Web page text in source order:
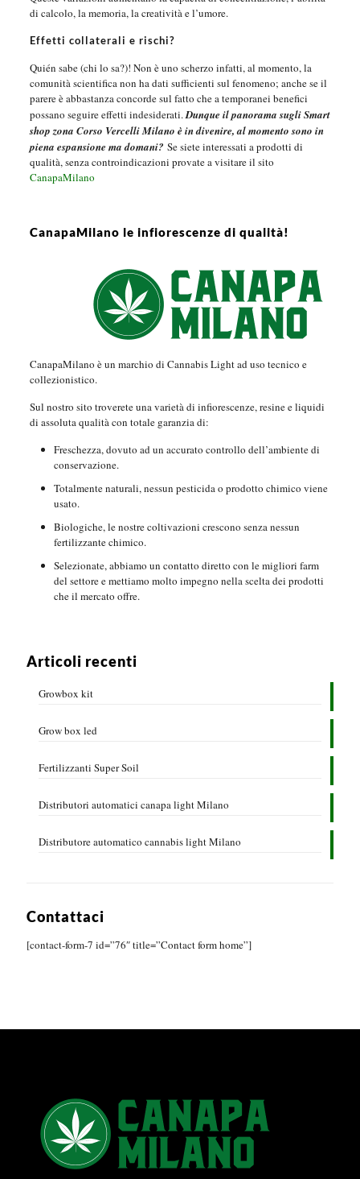
di calcolo, la memoria, la creatività e l’umore.
Effetti collaterali e rischi?
Quién sabe (chi lo sa?)! Non è uno scherzo infatti, al momento, la
comunità scientifica non ha dati sufficienti sul fenomeno; anche se il
parere è abbastanza concorde sul fatto che a temporanei benefici
possano seguire effetti indesiderati. Dunque il panorama sugli Smart
shop zona Corso Vercelli Milano è in divenire, al momento sono in
piena espansione ma domani? Se siete interessati a prodotti di
qualità, senza controindicazioni provate a visitare il sito
CanapaMilano
CanapaMilano le infiorescenze di qualità!
CanapaMilano è un marchio di Cannabis Light ad uso tecnico e
collezionistico.
Sul nostro sito troverete una varietà di infiorescenze, resine e liquidi
di assoluta qualità con totale garanzia di:
Freschezza, dovuto ad un accurato controllo dell’ambiente di
conservazione.
Totalmente naturali, nessun pesticida o prodotto chimico viene
usato.
Biologiche, le nostre coltivazioni crescono senza nessun
fertilizzante chimico.
Selezionate, abbiamo un contatto diretto con le migliori farm
del settore e mettiamo molto impegno nella scelta dei prodotti
che il mercato offre.
Articoli recenti
Growbox kit
Grow box led
Fertilizzanti Super Soil
Distributori automatici canapa light Milano
Distributore automatico cannabis light Milano
Contattaci
[contact-form-7 id=”76″ title=”Contact form home”]